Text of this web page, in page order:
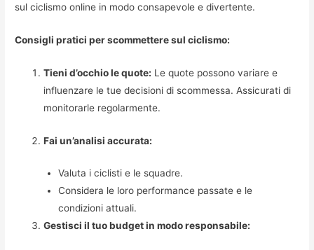
sul ciclismo online in modo consapevole e divertente.
Consigli pratici per scommettere sul ciclismo:
Tieni d’occhio le quote: Le quote possono variare e
influenzare le tue decisioni di scommessa. Assicurati di
monitorarle regolarmente.
Fai un’analisi accurata:
Valuta i ciclisti e le squadre.
Considera le loro performance passate e le
condizioni attuali.
Gestisci il tuo budget in modo responsabile: